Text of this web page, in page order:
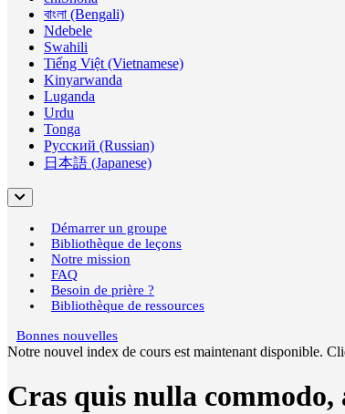
বাংলা (Bengali)
Ndebele
Swahili
Tiếng Việt (Vietnamese)
Kinyarwanda
Luganda
Urdu
Tonga
Русский (Russian)
日本語 (Japanese)
Démarrer un groupe
Bibliothèque de leçons
Notre mission
FAQ
Besoin de prière ?
Bibliothèque de ressources
Bonnes nouvelles
Notre nouvel index de cours est maintenant disponible.
Cras quis nulla